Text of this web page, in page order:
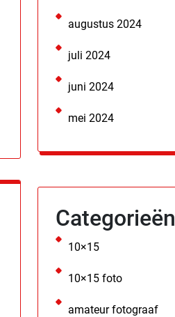
augustus 2024
juli 2024
juni 2024
mei 2024
Categorieën
10×15
10×15 foto
amateur fotograaf